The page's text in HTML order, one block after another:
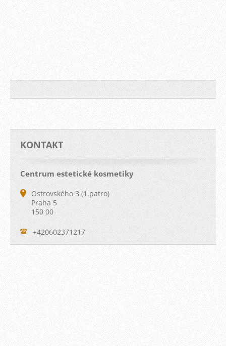
KONTAKT
Centrum estetické kosmetiky
Ostrovského 3 (1.patro)
Praha 5
150 00
+420602371217